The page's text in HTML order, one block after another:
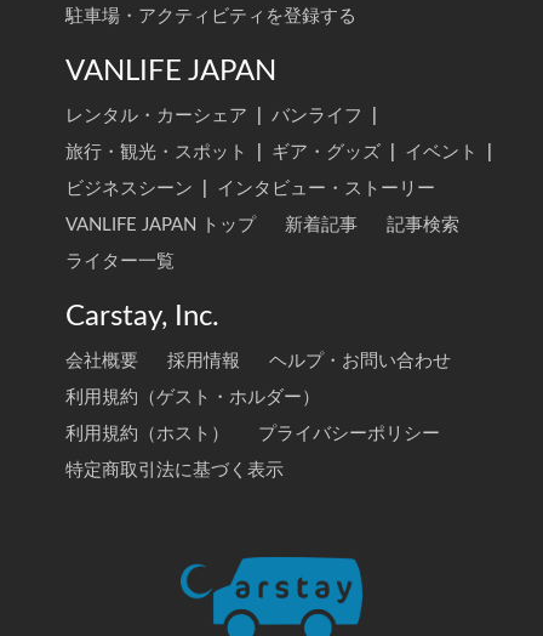
駐車場・アクティビティを登録する
VANLIFE JAPAN
レンタル・カーシェア バンライフ
旅行・観光・スポット
ギア・グッズ イベント
ビジネスシーン
インタビュー・ストーリー
VANLIFE JAPAN トップ
新着記事
記事検索
ライター一覧
Carstay, Inc.
会社概要 採用情報
ヘルプ・お問い合わせ
利用規約（ゲスト・ホルダー）
利用規約（ホスト）
プライバシーポリシー
特定商取引法に基づく表示